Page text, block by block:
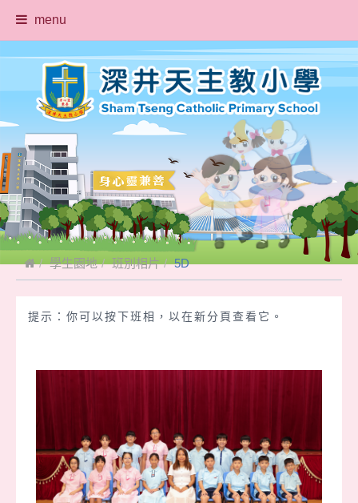
menu
學生園地 班別相片 5D
提示：你可以按下班相，以在新分頁查看它。